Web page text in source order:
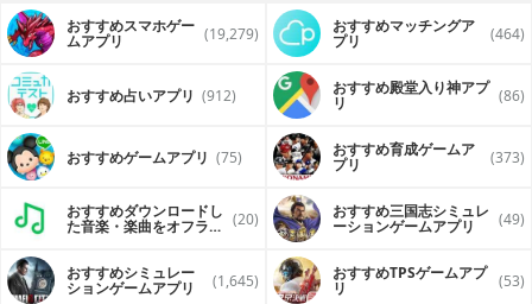
好きなアニメが提供しなければ、ここに連絡してください。
product@magisword.com
おすすめスマホゲー
ムアプリ (19,279) おすすめマッチングア
プリ (464)
おすすめ占いアプリ (912) おすすめ殿堂入り神アプ
リ (86)
おすすめゲームアプリ (75) おすすめ育成ゲームア
プリ (373)
おすすめダウンロードし
た音楽・楽曲をオフライ (20) おすすめ三国志シミュレ
ーションゲームアプリ (49)
おすすめシミュレー
ションゲームアプリ (1,645) おすすめTPSゲームアプ
リ (53)